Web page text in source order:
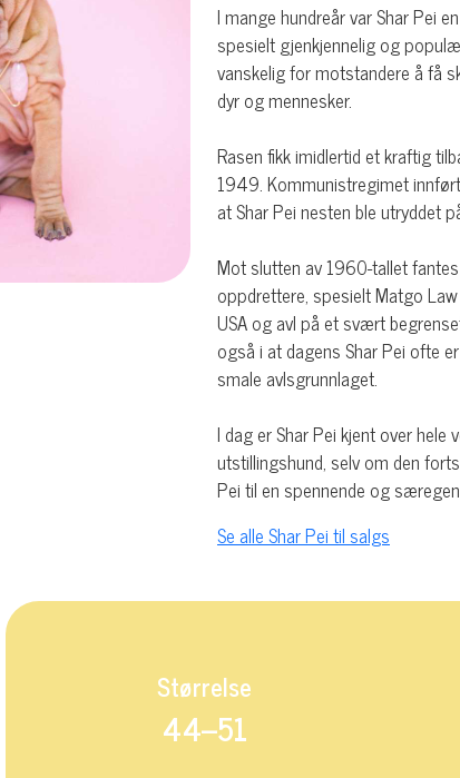
I mange hundreår var Shar Pei
spesielt gjenkjennelig og
vanskelig for motstandere å få
dyr og mennesker.
Rasen fikk imidlertid et kraftig
1949. Kommunistregimet
at Shar Pei nesten ble utryddet
Mot slutten av 1960-tallet
oppdrettere, spesielt Matgo
USA og avl på et svært
også i at dagens Shar Pei ofte
smale avlsgrunnlaget.
I dag er Shar Pei kjent over hele
utstillingshund, selv om den
Pei til en spennende og
Se alle Shar Pei til salgs
Størrelse
44–51